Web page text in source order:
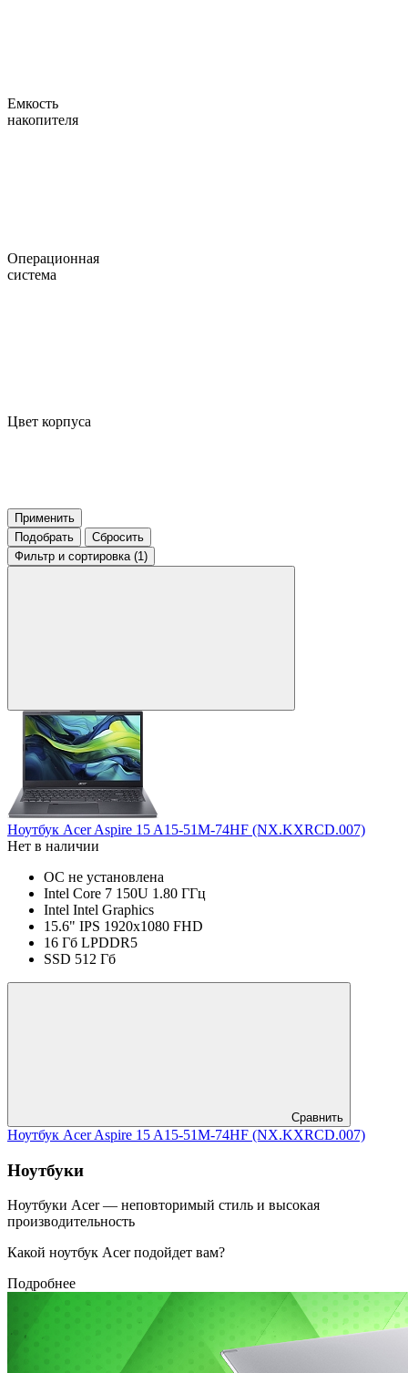
Емкость
накопителя
Операционная
система
Цвет корпуса
Применить
Подобрать
Сбросить
Фильтр и сортировка (1)
Ноутбук Acer Aspire 15 A15-51M-74HF (NX.KXRCD.007)
Нет в наличии
ОС не установлена
Intel Core 7 150U 1.80 ГГц
Intel Intel Graphics
15.6" IPS 1920x1080 FHD
16 Гб LPDDR5
SSD 512 Гб
Сравнить
Ноутбук Acer Aspire 15 A15-51M-74HF (NX.KXRCD.007)
Ноутбуки
Ноутбуки Acer — неповторимый стиль и высокая
производительность
Какой ноутбук Acer подойдет вам?
Подробнее